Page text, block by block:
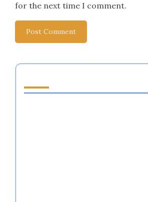
for the next time I comment.